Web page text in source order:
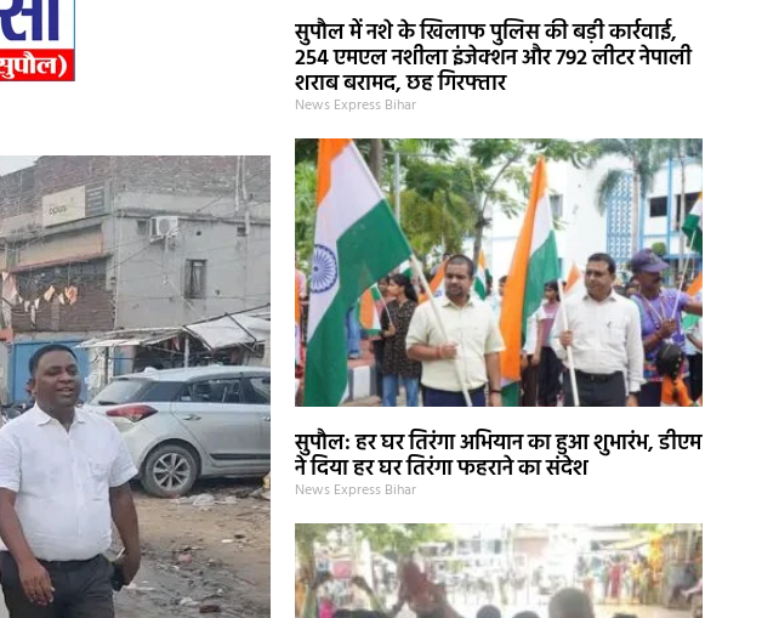
सुपौल में नशे के खिलाफ पुलिस की बड़ी कार्रवाई,
254 एमएल नशीला इंजेक्शन और 792 लीटर नेपाली
शराब बरामद, छह गिरफ्तार
News Express Bihar
सुपौल: हर घर तिरंगा अभियान का हुआ शुभारंभ, डीएम
ने दिया हर घर तिरंगा फहराने का संदेश
News Express Bihar